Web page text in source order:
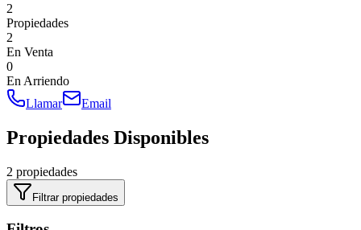
2
Propiedades
2
En Venta
0
En Arriendo
Llamar
Email
Propiedades Disponibles
2 propiedades
Filtrar propiedades